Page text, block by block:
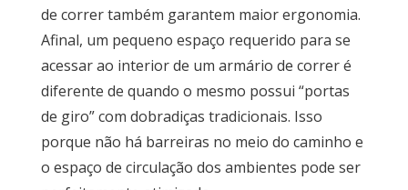
de correr também garantem maior ergonomia.
Afinal, um pequeno espaço requerido para se
acessar ao interior de um armário de correr é
diferente de quando o mesmo possui “portas
de giro” com dobradiças tradicionais. Isso
porque não há barreiras no meio do caminho e
o espaço de circulação dos ambientes pode ser